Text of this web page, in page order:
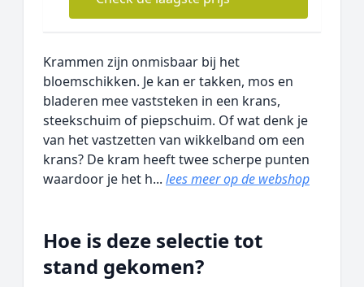
Krammen zijn onmisbaar bij het
bloemschikken. Je kan er takken, mos en
bladeren mee vaststeken in een krans,
steekschuim of piepschuim. Of wat denk je
van het vastzetten van wikkelband om een
krans? De kram heeft twee scherpe punten
waardoor je het h... lees meer op de webshop
Hoe is deze selectie tot
stand gekomen?